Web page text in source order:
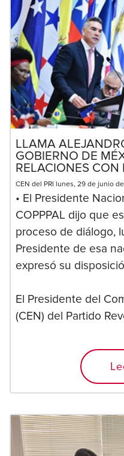
LLAMA
GOBIERNO DE
RELACIONES CON
CEN del PRI lunes, 29 de junio
• El Presidente
COPPPAL dijo que
proceso de diálogo,
Presidente de esa
expresó su
El Presidente del
(CEN) del Partido